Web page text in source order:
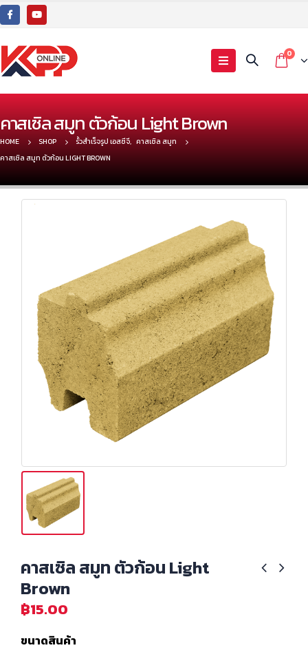
0
คาสเซิล สมูท ตัวก้อน Light Brown
HOME SHOP รั้วสำเร็จรูป เอสซีจี, คาสเซิล สมูท
คาสเซิล สมูท ตัวก้อน LIGHT BROWN
คาสเซิล สมูท ตัวก้อน Light
Brown
฿15.00
ขนาดสินค้า